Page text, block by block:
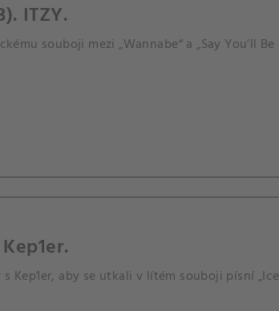
ITZY.
souboji mezi „Wannabe“ a „Say You’ll Be
Kep1er, aby se utkali v lítém souboji písní „Ice